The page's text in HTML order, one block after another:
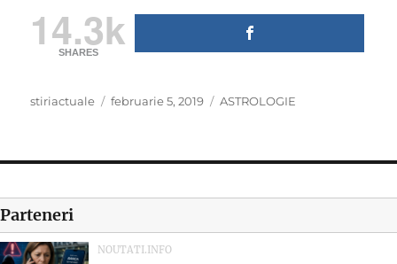
14.3k
SHARES
Author
stiriactuale
Posted
februarie 5, 2019 Categories
ASTROLOGIE
Parteneri
NOUTATI.INFO